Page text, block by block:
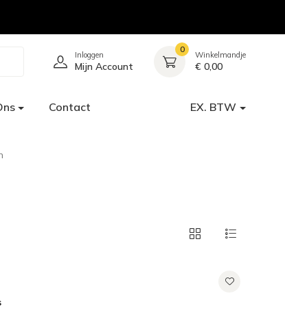
Inloggen
Mijn Account
0
Winkelmandje
€ 0,00
Contact EX. BTW